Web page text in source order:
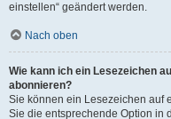
einstellen“ geändert werden.
Nach oben
Wie kann ich ein Lesezeichen
abonnieren?
Sie können ein Lesezeichen auf
Sie die entsprechende Option in